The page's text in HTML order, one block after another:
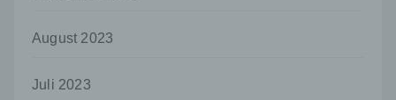
August 2023
Juli 2023
oder andere Stelle, die allein oder
personenbezogenen Daten entscheidet.